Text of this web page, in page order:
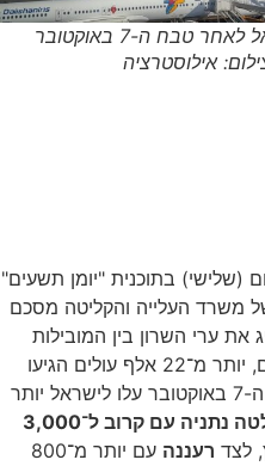
אלפי עולים חדשי הגיעו לישראל לאחר טבח ה-7 באוקטובר
אילוסטרציה
(שלישי) בתוכנית "יומן תשעים"
משרד העלייה והקליטה מסכם
העלייה לשנת 2025 ומציג את ערי השרון בין המובילות
בקליטת עולים חדשים. לפי הנתונים, יותר מ־22 אלף עולים הגיעו
לישראל במהלך השנה, ומאז טבח ה-7 באוקטובר עלו לישראל יותר
באזור השרון בלטה נתניה עם קרוב ל־3,000
לצד רעננה
עם יותר מ־800